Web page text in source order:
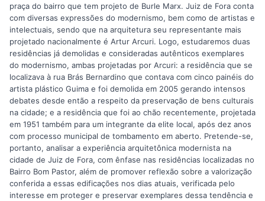
praça do bairro que tem projeto de Burle Marx. Juiz de Fora conta
com diversas expressões do modernismo, bem como de artistas e
intelectuais, sendo que na arquitetura seu representante mais
projetado nacionalmente é Artur Arcuri. Logo, estudaremos duas
residências já demolidas e consideradas autênticos exemplares
do modernismo, ambas projetadas por Arcuri: a residência que se
localizava à rua Brás Bernardino que contava com cinco painéis do
artista plástico Guima e foi demolida em 2005 gerando intensos
debates desde então a respeito da preservação de bens culturais
na cidade; e a residência que foi ao chão recentemente, projetada
em 1951 também para um integrante da elite local, após dez anos
com processo municipal de tombamento em aberto. Pretende-se,
portanto, analisar a experiência arquitetônica modernista na
cidade de Juiz de Fora, com ênfase nas residências localizadas no
Bairro Bom Pastor, além de promover reflexão sobre a valorização
conferida a essas edificações nos dias atuais, verificada pelo
interesse em proteger e preservar exemplares dessa tendência e